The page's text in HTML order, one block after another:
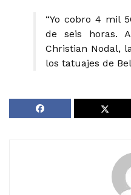
“Yo cobro 4 mil
de seis horas.
Christian Nodal,
los tatuajes de